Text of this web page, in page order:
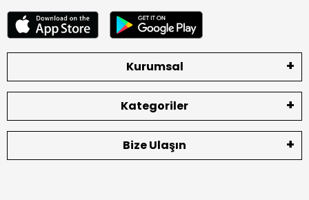
Kurumsal
Kategoriler
Bize Ulaşın